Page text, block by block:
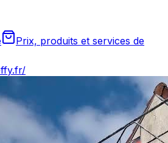
Prix, produits et services de